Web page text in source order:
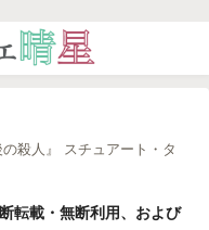
の殺人』 スチュアート・タ
転載・無断利用、および